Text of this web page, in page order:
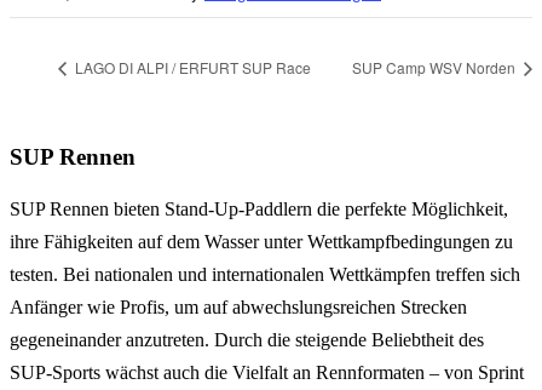
LAGO DI ALPI / ERFURT SUP Race SUP Camp WSV Norden
SUP Rennen
SUP Rennen bieten Stand-Up-Paddlern die perfekte Möglichkeit,
ihre Fähigkeiten auf dem Wasser unter Wettkampfbedingungen zu
testen. Bei nationalen und internationalen Wettkämpfen treffen sich
Anfänger wie Profis, um auf abwechslungsreichen Strecken
gegeneinander anzutreten. Durch die steigende Beliebtheit des
SUP‑Sports wächst auch die Vielfalt an Rennformaten – von Sprint